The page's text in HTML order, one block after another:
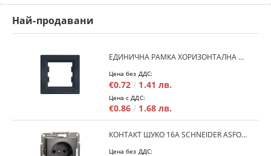
Най-продавани
ЕДИНИЧНА РАМКА ХОРИЗОНТАЛНА SCHNEIDER ASFORA EPH5800171 - АНТРАЦИТ
Цена без ДДС:
€0.72 1.41 лв.
Цена с ДДС:
€0.86 1.68 лв.
КОНТАКТ ШУКО 16A SCHNEIDER ASFORA EPH2900171 - АНРАЦИТ
Цена без ДДС: